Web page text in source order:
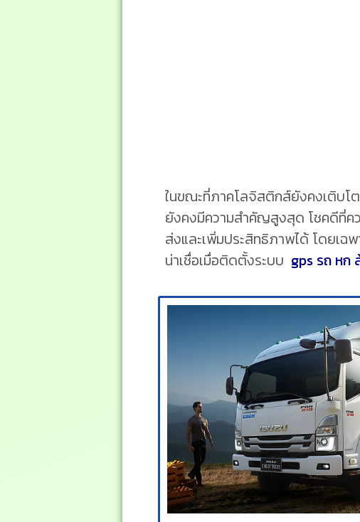
ในขณะที่ภาคโลจิสติกส์ยังคงเติบโ
ยังคงมีความสำคัญสูงสุด โชคดีที่คว
ส่งและเพิ่มประสิทธิภาพได้ โดยเฉ
น่าเชื่อเมื่อติดตั้งระบบ gps รถ หก